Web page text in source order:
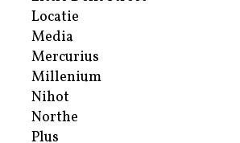
Locatie
Media
Mercurius
Millenium
Nihot
Northe
Plus